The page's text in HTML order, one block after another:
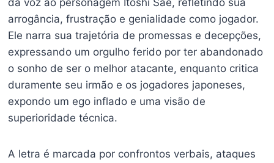
arrogância, frustração e genialidade como jogador.
Ele narra sua trajetória de promessas e decepções,
expressando um orgulho ferido por ter abandonado
o sonho de ser o melhor atacante, enquanto critica
duramente seu irmão e os jogadores japoneses,
expondo um ego inflado e uma visão de
superioridade técnica.
A letra é marcada por confrontos verbais, ataques